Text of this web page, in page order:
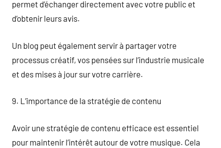
permet d’échanger directement avec votre public et
d’obtenir leurs avis.
Un blog peut également servir à partager votre
processus créatif, vos pensées sur l’industrie musicale
et des mises à jour sur votre carrière.
9. L’importance de la stratégie de contenu
Avoir une stratégie de contenu efficace est essentiel
pour maintenir l’intérêt autour de votre musique. Cela